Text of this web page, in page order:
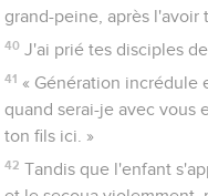
grand-peine, après l'avoir
40 J'ai prié tes disciples
41 « Génération incrédule
quand serai-je avec vous
ton fils ici. »
42 Tandis que l'enfant